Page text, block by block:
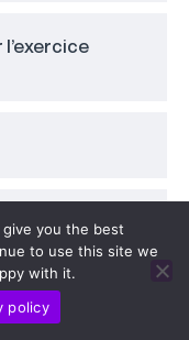
elles
de
you the best
to use this site we
with it.
policy